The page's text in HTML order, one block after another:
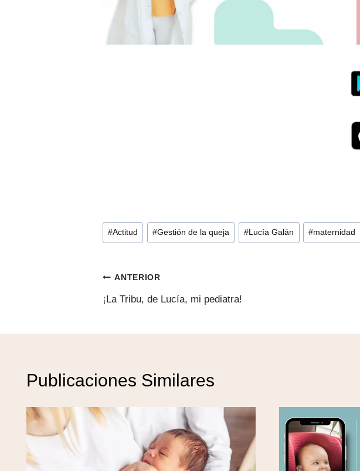
Etiquetas
de
entrada:
#Actitud #Gestión de la queja #Lucía Galán #maternidad
Navegación
de
entradas
ANTERIOR
¡La Tribu, de Lucía, mi pediatra!
Publicaciones Similares